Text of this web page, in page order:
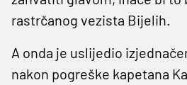
rastrčanog vezista Bijelih.
A onda je uslijedio
nakon pogreške kapetana